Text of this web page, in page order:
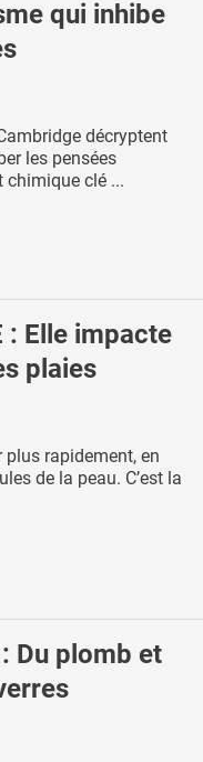
qui inhibe
décryptent
les pensées
clé ...
: Elle impacte
plaies
rapidement, en
de la peau. C’est la
: Du plomb et